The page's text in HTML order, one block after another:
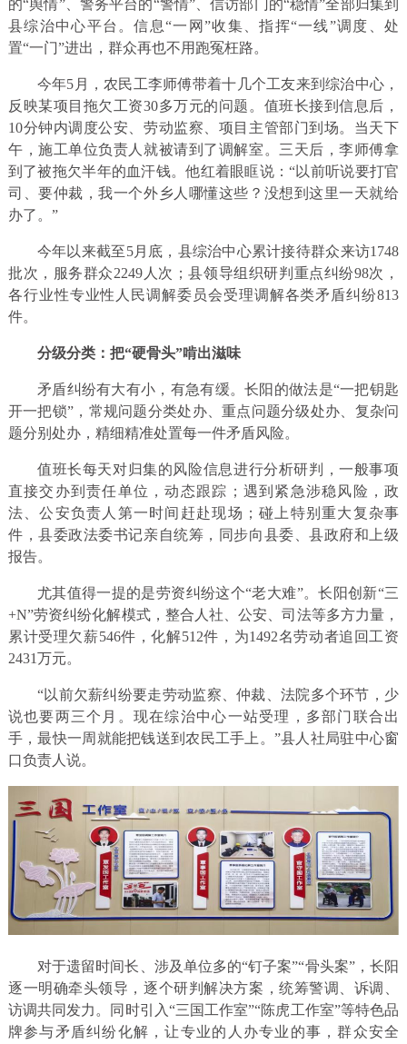
的“舆情”、警务平台的“警情”、信访部门的“稳情”全部归集到
县综治中心平台。信息“一网”收集、指挥“一线”调度、处
置“一门”进出，群众再也不用跑冤枉路。
今年5月，农民工李师傅带着十几个工友来到综治中心，
反映某项目拖欠工资30多万元的问题。值班长接到信息后，
10分钟内调度公安、劳动监察、项目主管部门到场。当天下
午，施工单位负责人就被请到了调解室。三天后，李师傅拿
到了被拖欠半年的血汗钱。他红着眼眶说：“以前听说要打官
司、要仲裁，我一个外乡人哪懂这些？没想到这里一天就给
办了。”
今年以来截至5月底，县综治中心累计接待群众来访1748
批次，服务群众2249人次；县领导组织研判重点纠纷98次，
各行业性专业性人民调解委员会受理调解各类矛盾纠纷813
件。
分级分类：把“硬骨头”啃出滋味
矛盾纠纷有大有小，有急有缓。长阳的做法是“一把钥匙
开一把锁”，常规问题分类处办、重点问题分级处办、复杂问
题分别处办，精细精准处置每一件矛盾风险。
值班长每天对归集的风险信息进行分析研判，一般事项
直接交办到责任单位，动态跟踪；遇到紧急涉稳风险，政
法、公安负责人第一时间赶赴现场；碰上特别重大复杂事
件，县委政法委书记亲自统筹，同步向县委、县政府和上级
报告。
尤其值得一提的是劳资纠纷这个“老大难”。长阳创新“三
+N”劳资纠纷化解模式，整合人社、公安、司法等多方力量，
累计受理欠薪546件，化解512件，为1492名劳动者追回工资
2431万元。
“以前欠薪纠纷要走劳动监察、仲裁、法院多个环节，少
说也要两三个月。现在综治中心一站受理，多部门联合出
手，最快一周就能把钱送到农民工手上。”县人社局驻中心窗
口负责人说。
对于遗留时间长、涉及单位多的“钉子案”“骨头案”，长阳
逐一明确牵头领导，逐个研判解决方案，统筹警调、诉调、
访调共同发力。同时引入“三国工作室”“陈虎工作室”等特色品
牌参与矛盾纠纷化解，让专业的人办专业的事，群众安全